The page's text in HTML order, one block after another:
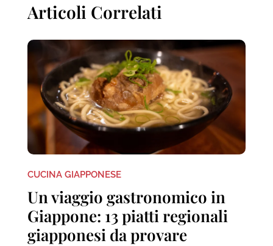
Articoli Correlati
CUCINA GIAPPONESE
Un viaggio gastronomico in
Giappone: 13 piatti regionali
giapponesi da provare